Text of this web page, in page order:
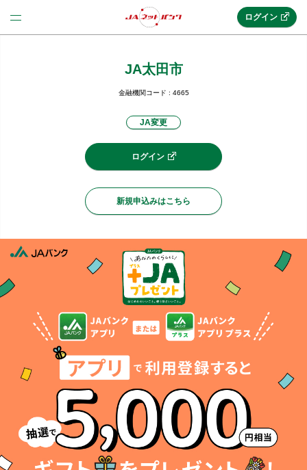
法人のお客様はこちら
新規申込み
JAネットバンクトップ
機能・サービス
セキュリティ
困った時は
ログイン
JA太田市
金融機関コード : 4665
JA変更
ログイン
新規申込みはこちら